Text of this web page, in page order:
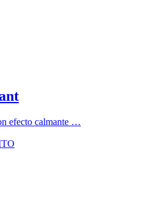
efecto calmante …